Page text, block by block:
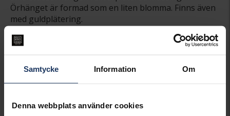
Samtycke Information Om
Denna webbplats använder cookies
Örhänget är formad som en liten blomma. Finns även
med guldplätering.
229:-
Vänligen kontakta butik för information om